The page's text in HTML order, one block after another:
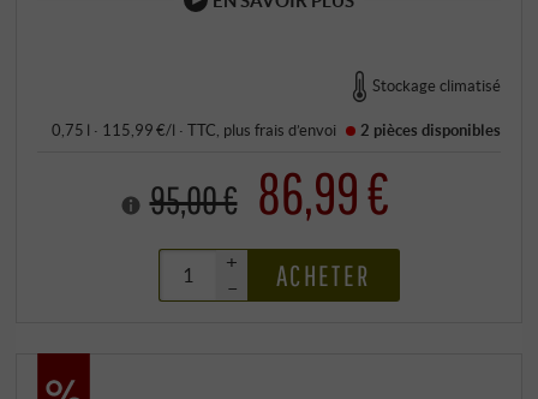
Stockage climatisé
0,75 l · 115,99 €/l ·TTC , plusfrais d’envoi 2 pièces disponibles
95,00 € 86,99 €
+
–
ACHETER